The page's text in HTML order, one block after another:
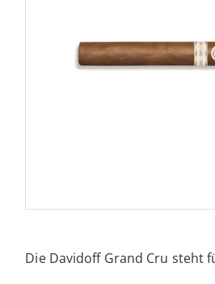
Die Davidoff Grand Cru steht